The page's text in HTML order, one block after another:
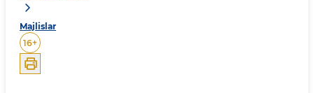
Majlislar
16+